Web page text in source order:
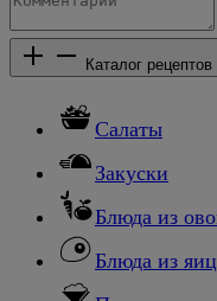
Каталог рецептов
Салаты
Закуски
Блюда из
Блюда из яиц